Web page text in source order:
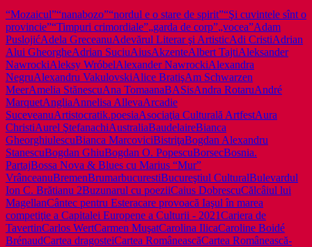
festivaluri
de
poezie
prin
România
“Mozaicul”“nanabozo”“nordul e o stare de spirit”“Şi cuvintele sînt o
provincie”“Timpuri crimordiale”„garda de corp”„vocea”Adam
PuslojićAdela GreceanuAdevărul Literar şi ArtisticAdi CristiAdrian
Alui GheorgheAdrian SuciuAiusAkzenteAlbert TajtiAleksander
NawrockiAleksy WróbelAlexander NawrockiAlexandra
NegruAlexandru VakulovskiAlice BratişAm Schwarzen
MeerAmelia StănescuAna TomaanaBASisAndra RotaruAndré
MarquetAngliaAnnelisa AllevaArcadie
SuceveanuArtistocratik.poesiaAsociaţia Culturală ArtfestAura
ChristiAurel ŞtefanachiAustraliaBaudelaireBianca
GheorghiulescuBianca MarcoviciBistriţaBogdan Alexandru
StanescuBogdan GhiuBogdan O. PopescuBorsecBosnia.
PartajBossa Nova & Blues cu Marius “Mur”
VrânceanuBremenBrumarbucurestiBucureştiul CulturalBulevardul
Ion C. Brătianu 2Buzunarul cu poeziiCaius DobrescuCălcâiul lui
MagellanCântec pentru Esteracare provoacă Iaşul în marea
competiţie a Capitalei Europene a Culturii - 2021Cariera de
TavertinCarlos WertCarmen MuşatCarolina IlicaCaroline Boidé
BrénaudCartea dragosteiCartea RomâneascăCartea Românească-